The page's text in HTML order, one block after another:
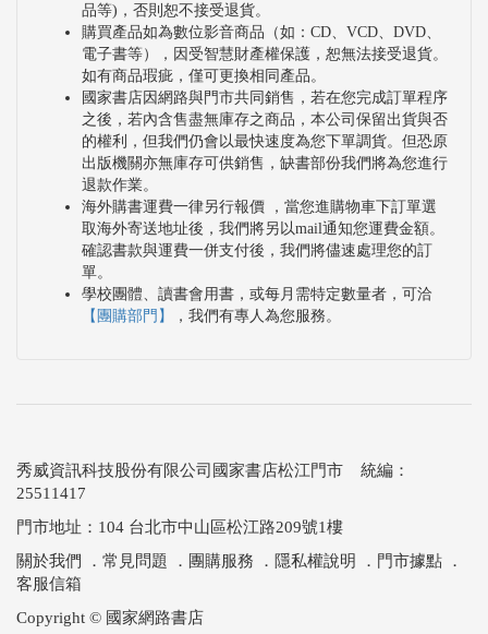
品等)，否則恕不接受退貨。
購買產品如為數位影音商品（如：CD、VCD、DVD、
電子書等），因受智慧財產權保護，恕無法接受退貨。
如有商品瑕疵，僅可更換相同產品。
國家書店因網路與門市共同銷售，若在您完成訂單程序
之後，若內含售盡無庫存之商品，本公司保留出貨與否
的權利，但我們仍會以最快速度為您下單調貨。但恐原
出版機關亦無庫存可供銷售，缺書部份我們將為您進行
退款作業。
海外購書運費一律另行報價 ，當您進購物車下訂單選
取海外寄送地址後，我們將另以mail通知您運費金額。
確認書款與運費一併支付後，我們將儘速處理您的訂
單。
學校團體、讀書會用書，或每月需特定數量者，可洽
【團購部門】
，我們有專人為您服務。
秀威資訊科技股份有限公司國家書店松江門市 統編：
25511417
門市地址：104 台北市中山區松江路209號1樓
關於我們
． 常見問題 ． 團購服務 ． 隱私權說明 ． 門市據點 ．
客服信箱
Copyright © 國家網路書店